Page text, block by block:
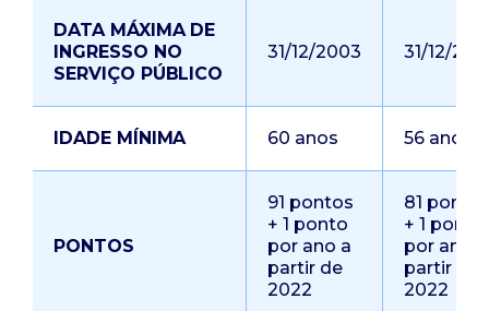
DATA MÁXIMA DE
INGRESSO NO
SERVIÇO PÚBLICO
31/12/2003 31/12/
IDADE MÍNIMA 60 anos 56 anos
PONTOS
91 pontos
+ 1 ponto
por ano a
partir de
2022
81
+ 1 ponto
por ano a
partir de
2022